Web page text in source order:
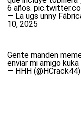
6 años.
— La ugs unny
10, 2025
Gente manden
enviar mi amigo kuka
— HHH (@HCrack44)